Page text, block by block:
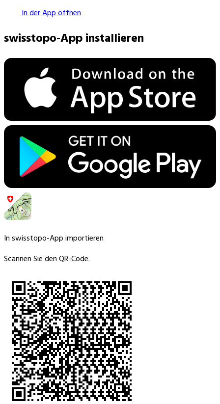
In der App öffnen
swisstopo-App installieren
In swisstopo-App importieren
Scannen Sie den QR-Code.